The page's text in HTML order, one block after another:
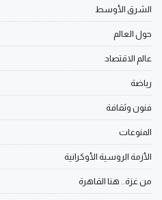
الشرق الأوسط
حول العالم
عالم الاقتصاد
رياضة
فنون وثقافة
المنوعات
الأزمة الروسية الأوكرانية
من غزة.. هنا القاهرة